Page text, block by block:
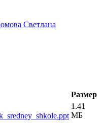
Светлана
Размер
1.41
МБ